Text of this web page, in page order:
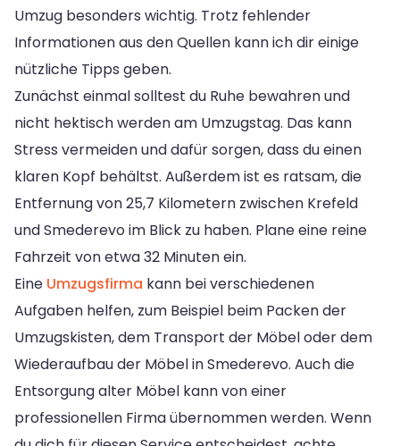
Umzug besonders wichtig. Trotz fehlender
Informationen aus den Quellen kann ich dir einige
nützliche Tipps geben.
Zunächst einmal solltest du Ruhe bewahren und
nicht hektisch werden am Umzugstag. Das kann
Stress vermeiden und dafür sorgen, dass du einen
klaren Kopf behältst. Außerdem ist es ratsam, die
Entfernung von 25,7 Kilometern zwischen Krefeld
und Smederevo im Blick zu haben. Plane eine reine
Fahrzeit von etwa 32 Minuten ein.
Eine Umzugsfirma kann bei verschiedenen
Aufgaben helfen, zum Beispiel beim Packen der
Umzugskisten, dem Transport der Möbel oder dem
Wiederaufbau der Möbel in Smederevo. Auch die
Entsorgung alter Möbel kann von einer
professionellen Firma übernommen werden. Wenn